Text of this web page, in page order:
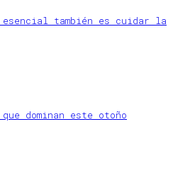
también es cuidar la
dominan este otoño